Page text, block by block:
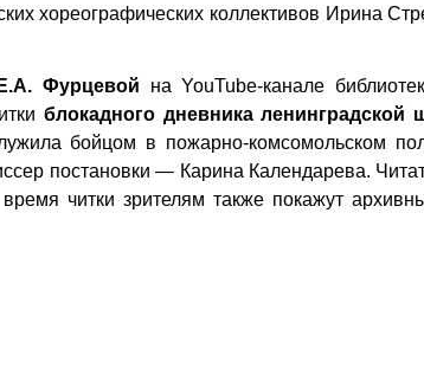
хореографических коллективов Ирина
Фурцевой наYouTube-канале
блокадного дневника ленинградской
бойцом в пожарно-комсомольском
постановки — Карина Календарева.
читки зрителям также покажут